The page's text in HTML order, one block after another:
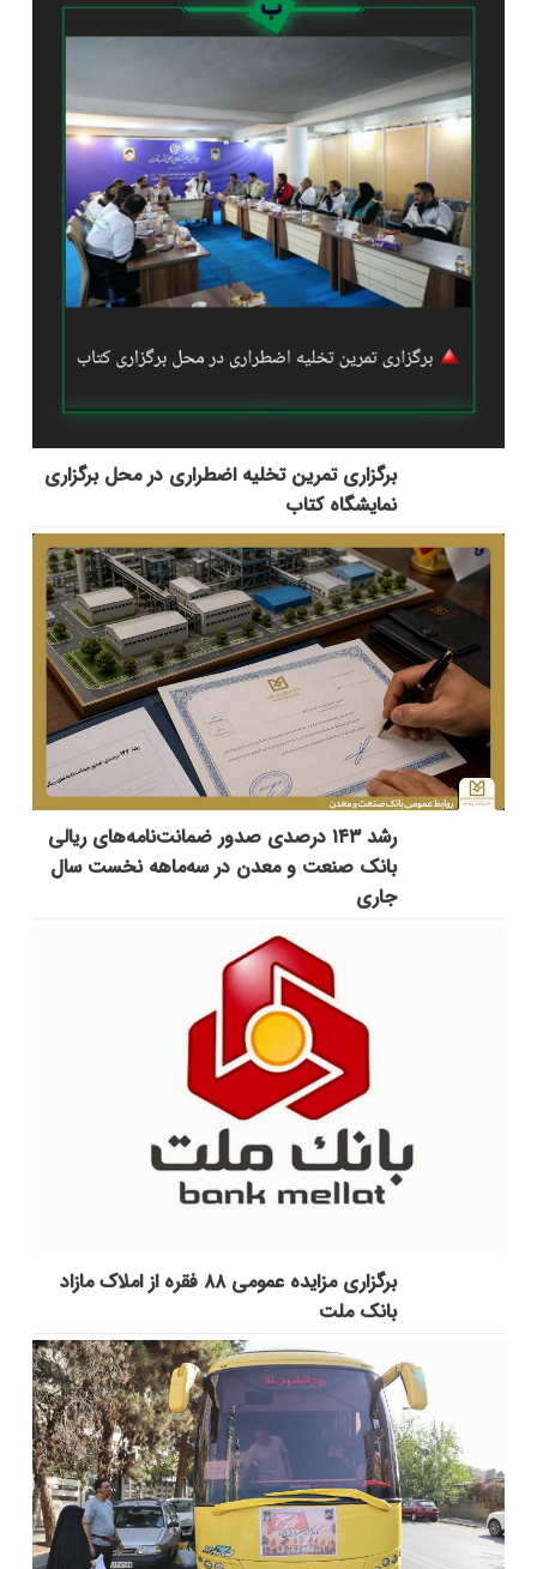
برگزاری تمرین تخلیه اضطراری در محل برگزاری
نمایشگاه کتاب
رشد ۱۴۳ درصدی صدور ضمانت‌نامه‌های ریالی
بانک صنعت و معدن در سه‌ماهه نخست سال
جاری
برگزاری مزایده عمومی ۸۸ فقره از املاک مازاد
بانک ملت